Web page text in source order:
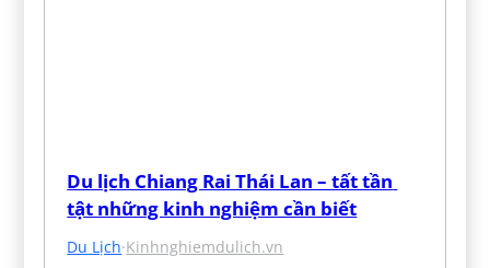
Du lịch Chiang Rai Thái Lan – tất tần
tật những kinh nghiệm cần biết
Du Lịch·Kinhnghiemdulich.vn